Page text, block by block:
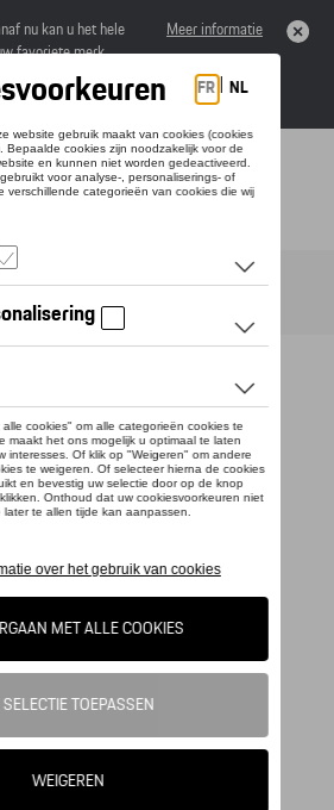
nu kan u het hele
favoriete merk
Deze kunnen
dealer.
Meer informatie
Toggle navigation